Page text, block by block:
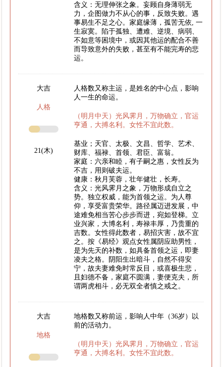
含义：无理伸张之象。妄顾自身薄弱无
力，企图做力不从心的事，反致失败。遇
事易生不足之心。家庭缘薄，孤苦无依, 一
生寂寞。陷于孤独、遭难、逆境、病弱、
不如意等困境中，或因其他运的配合不善
而导致意外的失败，甚至有不能完寿的悲
运。
大吉
人格
21(木)
人格数又称主运，是姓名的中心点，影响
人一生的命运。
（明月中天）光风霁月，万物确立，官运
亨通，大搏名利。女性不宜此数。
基业；天官、太极、文昌、哲学、艺术、
财库、福禄、首领、君臣、富翁。
家庭：六亲和睦，有子嗣之惠，女性反为
不吉，用则破夫运。
健康：秋月芙蓉，壮年健壮，长寿。
含义：光风霁月之象，万物形成自立之
势。独立权威，能为首领之运。为人尊
仰，享受富贵荣华。路径属迈进发展，中
途难免相当苦心步步而进，宛如登梯。立
业兴家，大博名利，寿禄丰厚，乃贵重的
吉数。女性得此数者，易招灾害，故不宜
之。按《易经》观点女性属阴应助男性，
是为先天的补数，如具备首领之运，即妻
凌夫之格。阴阳生出暗斗，自然不得安
宁，故夫妻难免时常反目，或喜极生悲，
且妇德不备，家庭不圆满，妻便克夫，所
谓两虎相斗，必无双全者慎之戒之。
大吉
地格
地格数又称前运，影响人中年（36岁）以
前的活动力。
（明月中天）光风霁月，万物确立，官运
亨通，大搏名利。女性不宜此数。